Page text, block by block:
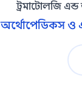
ট্রমাটোলজি
অর্থোপেডিকস ও